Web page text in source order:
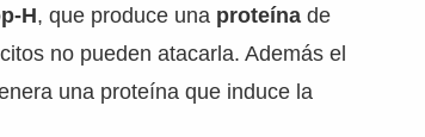
H, que produce una proteína de
no pueden atacarla. Además el
una proteína que induce la